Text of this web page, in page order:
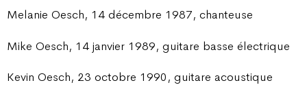
Melanie Oesch, 14 décembre 1987, chanteuse
Mike Oesch, 14 janvier 1989, guitare basse électrique
Kevin Oesch, 23 octobre 1990, guitare acoustique